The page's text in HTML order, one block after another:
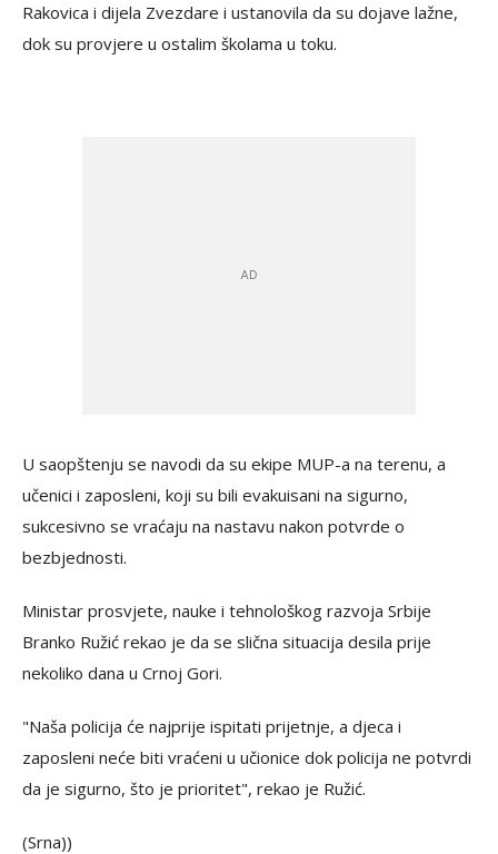
Rakovica i dijela Zvezdare i ustanovila da su dojave lažne,
dok su provjere u ostalim školama u toku.
U saopštenju se navodi da su ekipe MUP-a na terenu, a
učenici i zaposleni, koji su bili evakuisani na sigurno,
sukcesivno se vraćaju na nastavu nakon potvrde o
bezbjednosti.
Ministar prosvjete, nauke i tehnološkog razvoja Srbije
Branko Ružić rekao je da se slična situacija desila prije
nekoliko dana u Crnoj Gori.
"Naša policija će najprije ispitati prijetnje, a djeca i
zaposleni neće biti vraćeni u učionice dok policija ne potvrdi
da je sigurno, što je prioritet", rekao je Ružić.
(Srna))